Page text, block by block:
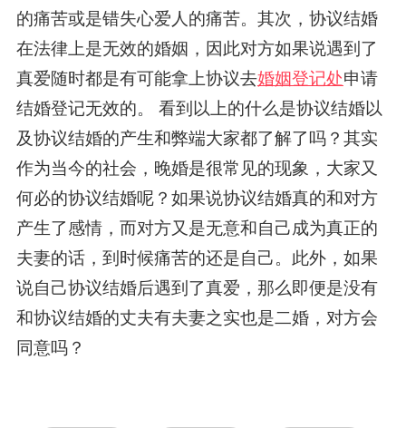
的痛苦或是错失心爱人的痛苦。其次，协议结婚
在法律上是无效的婚姻，因此对方如果说遇到了
真爱随时都是有可能拿上协议去婚姻登记处申请
结婚登记无效的。 看到以上的什么是协议结婚以
及协议结婚的产生和弊端大家都了解了吗？其实
作为当今的社会，晚婚是很常见的现象，大家又
何必的协议结婚呢？如果说协议结婚真的和对方
产生了感情，而对方又是无意和自己成为真正的
夫妻的话，到时候痛苦的还是自己。此外，如果
说自己协议结婚后遇到了真爱，那么即便是没有
和协议结婚的丈夫有夫妻之实也是二婚，对方会
同意吗？